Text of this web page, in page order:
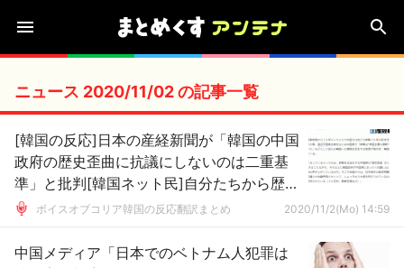
ニュース 2020/11/02 の記事一覧
[韓国の反応]日本の産経新聞が「韓国の中国
政府の歴史歪曲に抗議にしないのは二重基
準」と批判[韓国ネット民]自分たちから歴史
を歪曲していることを認めるとはな(笑)ふふ
ボイスオブコリア韓国の反応翻訳まとめ 2020/11/2(Mo) 14:59
中国メディア「日本でのベトナム人犯罪は